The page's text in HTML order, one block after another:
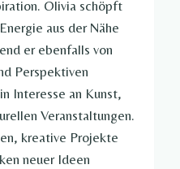
Olivia schöpft
aus der Nähe
er ebenfalls von
Perspektiven
Interesse an Kunst,
Veranstaltungen.
kreative Projekte
neuer Ideen